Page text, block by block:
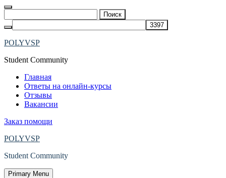
POLYVSP
Student Community
Главная
Ответы на онлайн-курсы
Отзывы
Вакансии
Заказ помощи
POLYVSP
Student Community
Primary Menu